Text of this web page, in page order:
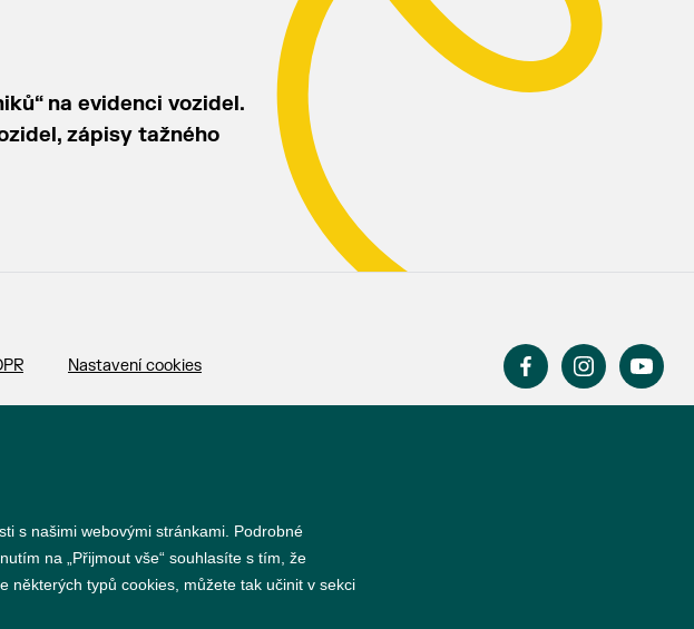
na evidenci vozidel.
zápisy tažného
Nastavení cookies
s našimi webovými stránkami. Podrobné
na „Přijmout vše“ souhlasíte s tím, že
některých typů cookies, můžete tak učinit v sekci